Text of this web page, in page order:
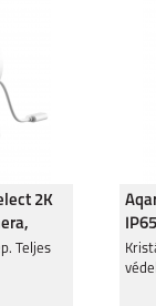
GALAXY
S26
2K
Teljes